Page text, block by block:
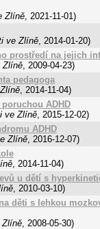
Zlíně, 2021-11-01)
ve Zlíně, 2014-01-20)
prostředí na jejich
Zlíně, 2009-04-23)
pedagoga
, 2014-11-04)
ADHD
ve Zlíně, 2015-12-02)
ADHD
Zlíně, 2016-12-07)
, 2014-11-04)
u dětí s
, 2010-03-10)
děti s lehkou
Zlíně, 2008-05-30)